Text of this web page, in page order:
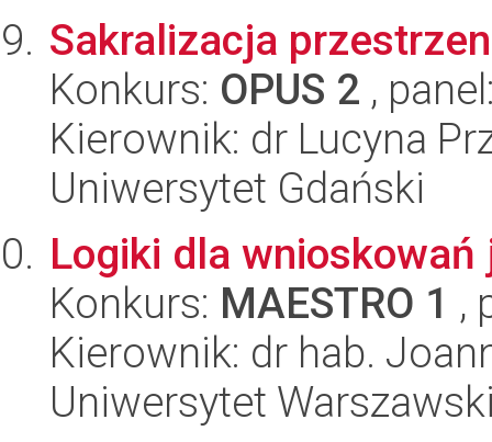
Sakralizacja
Konkurs: OPUS 2 ,
Kierownik: dr Lucyna
Uniwersytet Gdański
Logiki dla
Konkurs: MAESTRO 1 ,
Kierownik: dr hab.
Uniwersytet